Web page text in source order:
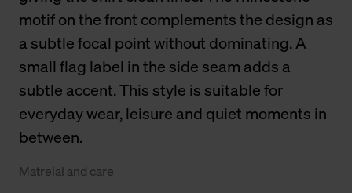
motif on the front complements the design as
a subtle focal point without dominating. A
small flag label in the side seam adds a
subtle accent. This style is suitable for
everyday wear, leisure and quiet moments in
between.
Matreial and care